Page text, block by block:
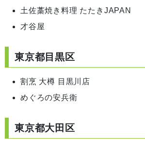
土佐藁焼き料理 たたきJAPAN
才谷屋
東京都目黒区
割烹 大樽 目黒川店
めぐろの安兵衛
東京都大田区